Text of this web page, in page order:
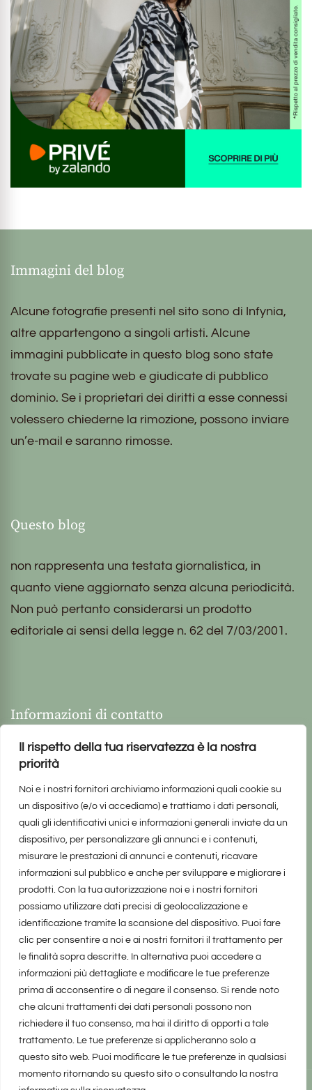
Il rispetto della tua riservatezza è la nostra
priorità
Noi e i nostri fornitori archiviamo informazioni quali cookie su
un dispositivo (e/o vi accediamo) e trattiamo i dati personali,
quali gli identificativi unici e informazioni generali inviate da un
dispositivo, per personalizzare gli annunci e i contenuti,
misurare le prestazioni di annunci e contenuti, ricavare
informazioni sul pubblico e anche per sviluppare e migliorare i
prodotti. Con la tua autorizzazione noi e i nostri fornitori
possiamo utilizzare dati precisi di geolocalizzazione e
identificazione tramite la scansione del dispositivo. Puoi fare
clic per consentire a noi e ai nostri fornitori il trattamento per
le finalità sopra descritte. In alternativa puoi accedere a
informazioni più dettagliate e modificare le tue preferenze
prima di acconsentire o di negare il consenso. Si rende noto
che alcuni trattamenti dei dati personali possono non
richiedere il tuo consenso, ma hai il diritto di opporti a tale
trattamento. Le tue preferenze si applicheranno solo a
questo sito web. Puoi modificare le tue preferenze in qualsiasi
momento ritornando su questo sito o consultando la nostra
Immagini del blog
Alcune fotografie presenti nel sito sono di Infynia,
altre appartengono a singoli artisti. Alcune
immagini pubblicate in questo blog sono state
trovate su pagine web e giudicate di pubblico
dominio. Se i proprietari dei diritti a esse connessi
volessero chiederne la rimozione, possono inviare
un’e-mail e saranno rimosse.
Questo blog
non rappresenta una testata giornalistica, in
quanto viene aggiornato senza alcuna periodicità.
Non può pertanto considerarsi un prodotto
editoriale ai sensi della legge n. 62 del 7/03/2001.
Informazioni di contatto